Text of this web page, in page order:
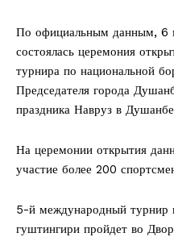
По официальным данным, 6
состоялась церемония
турнира по национальной
Председателя города
праздника Навруз в
На церемонии открытия
участие более 200
5-й международный турнир
гуштингири пройдет во